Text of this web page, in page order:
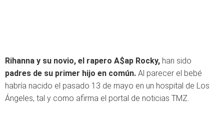
Rihanna y su novio, el rapero A$ap Rocky, han sido
padres de su primer hijo en común. Al parecer el bebé
habría nacido el pasado 13 de mayo en un hospital de Los
Ángeles, tal y como afirma el portal de noticias TMZ.